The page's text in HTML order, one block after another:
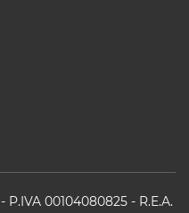
- P.IVA 00104080825 - R.E.A.